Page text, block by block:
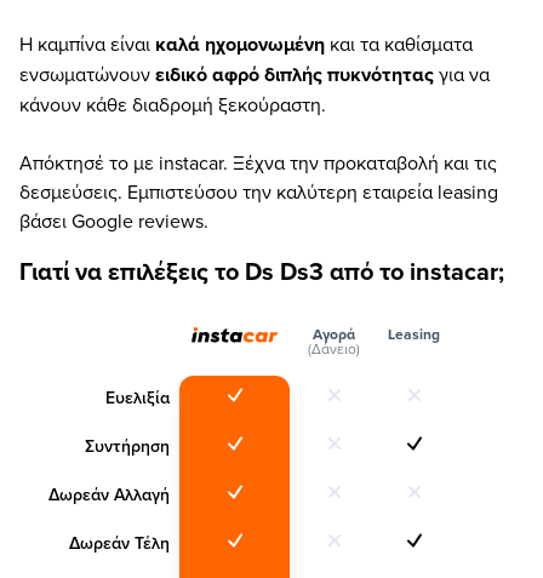
Η καμπίνα είναι καλά ηχομονωμένη και τα καθίσματα
ενσωματώνουνειδικό αφρό διπλής πυκνότηταςγια να
κάνουν κάθε διαδρομή ξεκούραστη.
Απόκτησέ το με instacar. Ξέχνα την προκαταβολή και τις
δεσμεύσεις. Εμπιστεύσου την καλύτερη εταιρεία leasing
βάσει Google reviews.
Γιατί να επιλέξεις το Ds Ds3 από το instacar;
Ευελιξία
Συντήρηση
Δωρεάν Αλλαγή
Δωρεάν Τέλη
Αγορά
(Δάνειο)
Leasing